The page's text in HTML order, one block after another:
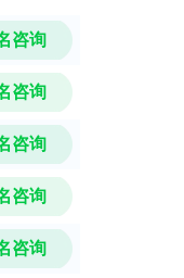
咨询
咨询
咨询
咨询
咨询